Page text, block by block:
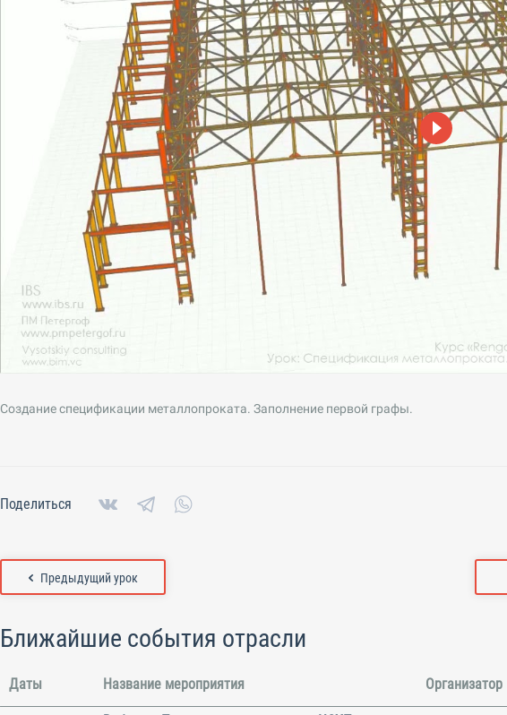
Создание спецификации металлопроката. Заполнение первой графы.
Поделиться
Предыдущий урок
Ближайшие события отрасли
Даты Название мероприятия Организатор